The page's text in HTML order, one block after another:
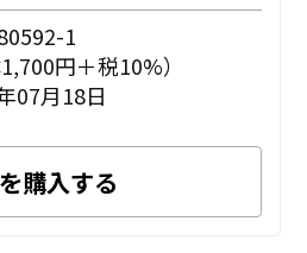
1
円＋税10%）
07月18日
購入する